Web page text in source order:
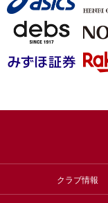
クラブ情報